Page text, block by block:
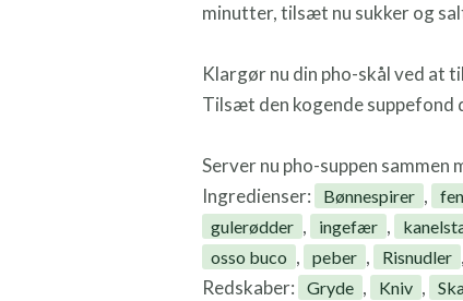
minutter, tilsæt nu sukker og
Klargør nu din pho-skål ved
Tilsæt den kogende suppefond
Server nu pho-suppen sammen
Ingredienser:
Bønnespirer ,
gulerødder , ingefær ,
osso buco , peber , Risnudler ,
Redskaber: Gryde , Kniv ,